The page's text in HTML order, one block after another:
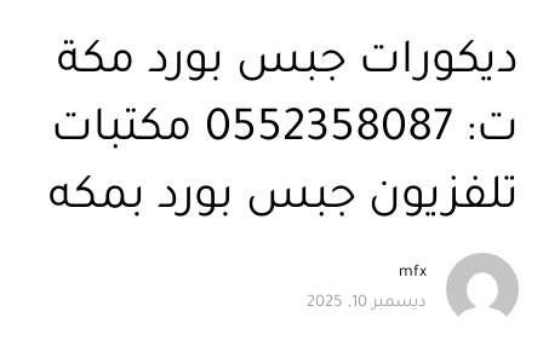
ديكورات جبس بورد مكة
ت: 0552358087 مكتبات
تلفزيون جبس بورد بمكه
mfx
ديسمبر 10, 2025